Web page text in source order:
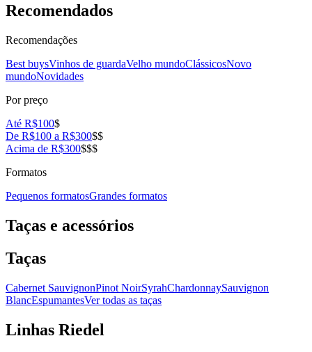
Recomendados
Recomendações
Best buysVinhos de guardaVelho mundoClássicosNovo
mundoNovidades
Por preço
Até R$100$
De R$100 a R$300$$
Acima de R$300$$$
Formatos
Pequenos formatosGrandes formatos
Taças e acessórios
Taças
Cabernet SauvignonPinot NoirSyrahChardonnaySauvignon
BlancEspumantesVer todas as taças
Linhas Riedel